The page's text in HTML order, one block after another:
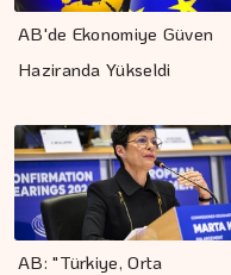
AB'de Ekonomiye Güven
Haziranda Yükseldi
AB: "Türkiye, Orta